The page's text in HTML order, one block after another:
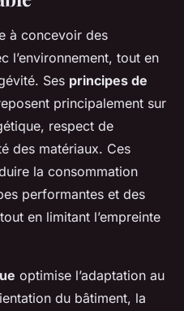
à concevoir des
l’environnement, tout en
Ses principes de
principalement sur
respect de
des matériaux. Ces
la consommation
performantes et des
en limitant l’empreinte
optimise l’adaptation au
du bâtiment, la